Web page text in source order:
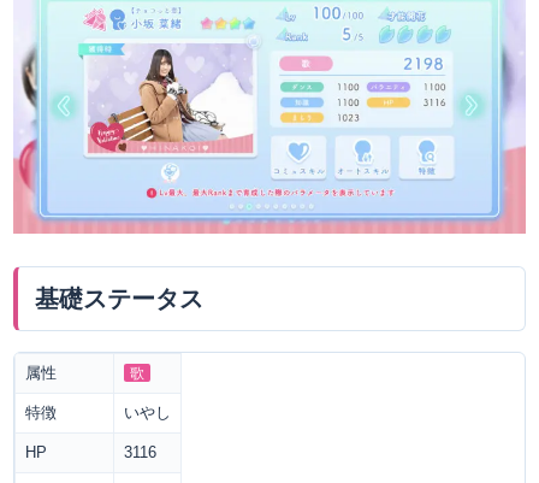
基礎ステータス
属性 歌
特徴 いやし
HP 3116